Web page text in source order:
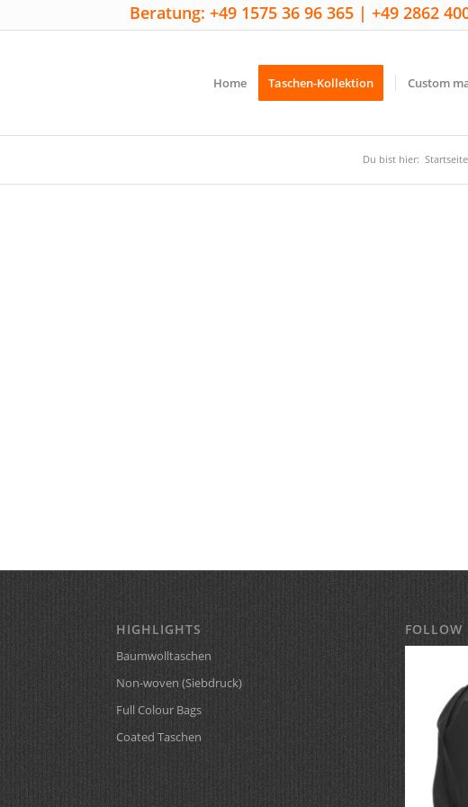
Beratung: +49 1575 36 96 365 | +49 2862
Home Taschen-Kollektion Custom
Du bist hier: Startseite
HIGHLIGHTS
Baumwolltaschen
Non-woven (Siebdruck)
Full Colour Bags
Coated Taschen
FOLLOW